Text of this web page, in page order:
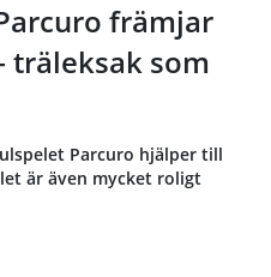
främjar
träleksak som
Parcuro hjälper till
är även mycket roligt